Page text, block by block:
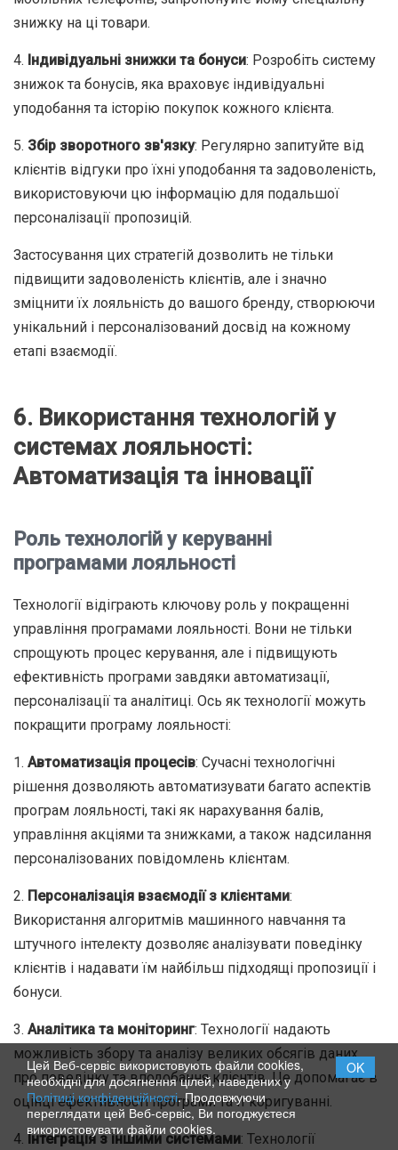
знижку на ці товари.
4. Індивідуальні знижки та бонуси: Розробіть систему
знижок та бонусів, яка враховує індивідуальні
уподобання та історію покупок кожного клієнта.
5. Збір зворотного зв'язку: Регулярно запитуйте від
клієнтів відгуки про їхні уподобання та задоволеність,
використовуючи цю інформацію для подальшої
персоналізації пропозицій.
Застосування цих стратегій дозволить не тільки
підвищити задоволеність клієнтів, але і значно
зміцнити їх лояльність до вашого бренду, створюючи
унікальний і персоналізований досвід на кожному
етапі взаємодії.
6. Використання технологій у
системах лояльності:
Автоматизація та інновації
Роль технологій у керуванні
програмами лояльності
Технології відіграють ключову роль у покращенні
управління програмами лояльності. Вони не тільки
спрощують процес керування, але і підвищують
ефективність програми завдяки автоматизації,
персоналізації та аналітиці. Ось як технології можуть
покращити програму лояльності:
1. Автоматизація процесів: Сучасні технологічні
рішення дозволяють автоматизувати багато аспектів
програм лояльності, такі як нарахування балів,
управління акціями та знижками, а також надсилання
персоналізованих повідомлень клієнтам.
2. Персоналізація взаємодії з клієнтами:
Використання алгоритмів машинного навчання та
штучного інтелекту дозволяє аналізувати поведінку
клієнтів і надавати їм найбільш підходящі пропозиції і
бонуси.
3. Аналітика та моніторинг: Технології надають
можливість збору та аналізу великих обсягів даних
про поведінку та вподобання клієнтів. Це допомагає в
оцінці ефективності програми та її коригуванні.
4. Інтеграція з іншими системами: Технології
Цей Веб-сервіс використовують файли cookies,
необхідні для досягнення цілей, наведених у
Політиці конфіденційності. Продовжуючи
переглядати цей Веб-сервіс, Ви погоджуєтеся
використовувати файли cookies.
OK